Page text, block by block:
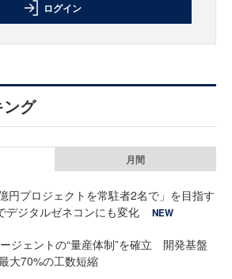
ログイン
グ
月間
円プロジェクトを常駐者2名で」を目指す
デジタルゼネコンにも変化
NEW
ジェントの“量産体制”を確立 開発基盤
大70%の工数短縮